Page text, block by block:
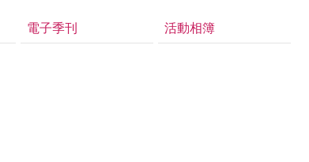
電子季刊 活動相簿